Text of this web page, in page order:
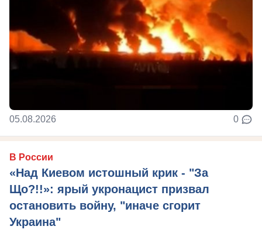
05.08.2026 0
В России
«Над Киевом истошный крик - "За
Що?!!»: ярый укронацист призвал
остановить войну, "иначе сгорит
Украина"